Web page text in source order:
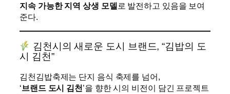
지속 가능한 지역 상생 모델 로 발전하고 있음을 보여
준다.
김천시의 새로운 도시 브랜드, “김밥의 도
시 김천”
김천김밥축제는 단지 음식 축제를 넘어,
‘브랜드 도시 김천 ’을 향한 시의 비전이 담긴 프로젝트